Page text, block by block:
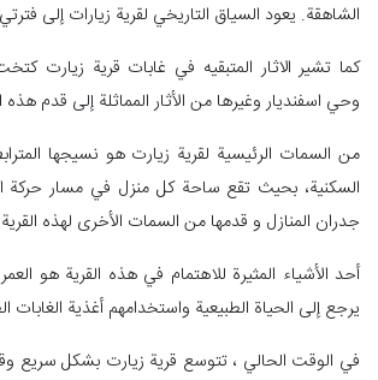
الشاهقة. يعود السياق التاريخي لقرية زيارات إلى
كما تشير الاثار المتبقيه في غابات قرية زیارت
وحي اسفنديار وغيرها من الأثار المماثلة إلى قدم هذه
من السمات الرئيسية لقرية زيارت هو نسيجها
السكنية، بحيث تقع ساحة كل منزل في مسار حركة
جدران المنازل و قدمها من السمات الأخرى لهذه
أحد الأشياء المثيرة للاهتمام في هذه القرية هو
يرجع إلى الحياة الطبيعية واستخدامهم أغذية الغابات
في الوقت الحالي ، تتوسع قرية زيارت بشكل سريع